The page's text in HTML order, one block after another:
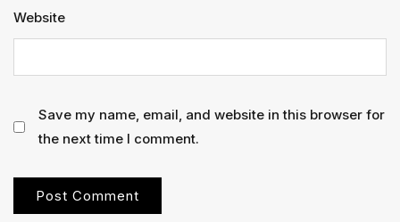
Website
Save my name, email, and website in this browser for
the next time I comment.